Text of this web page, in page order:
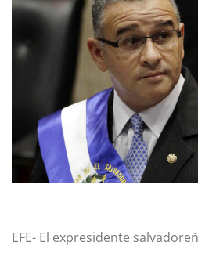
EFE- El expresidente